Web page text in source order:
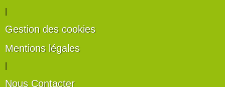
Gestion des cookies
Mentions légales
Nous Contacter